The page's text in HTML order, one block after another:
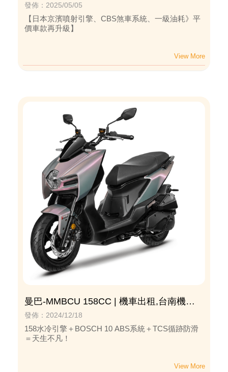
發佈：2025/05/05
【日本京濱噴射引擎、CBS煞車系統、一級油耗》平
價車款再升級】
曼巴-MMBCU 158CC | 機車出租,台南機車
出租
發佈：2024/12/18
158水冷引擎＋BOSCH 10 ABS系統＋TCS循跡防滑
＝天生不凡！